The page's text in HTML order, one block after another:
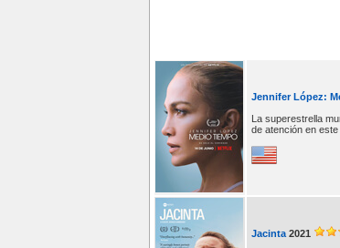
Jennifer López:
La superestrella
de atención en
Jacinta 2021